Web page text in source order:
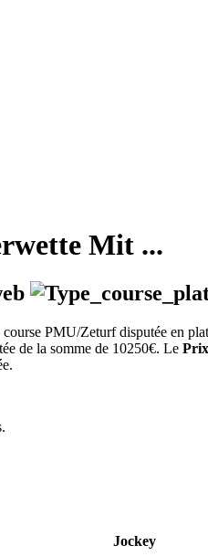
Mit ...
course PMU/Zeturf disputée en
de la somme de 10250€. Le
Jockey